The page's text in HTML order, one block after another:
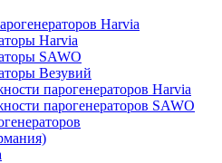
Harvia
Harvia
SAWO
Везувий
парогенераторов Harvia
парогенераторов SAWO